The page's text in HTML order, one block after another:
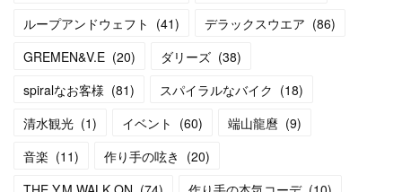
ループアンドウェフト (41) デラックスウエア (86)
GREMEN&V.E (20) ダリーズ (38)
spiralなお客様 (81) スパイラルなバイク (18)
清水観光 (1) イベント (60) 端山龍麿 (9)
音楽 (11) 作り手の呟き (20)